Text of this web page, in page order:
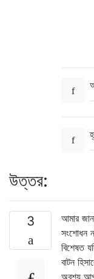
উত্তর:
3
আমার
সংশোধন
বিশেষত
বাটন
অবশ্য